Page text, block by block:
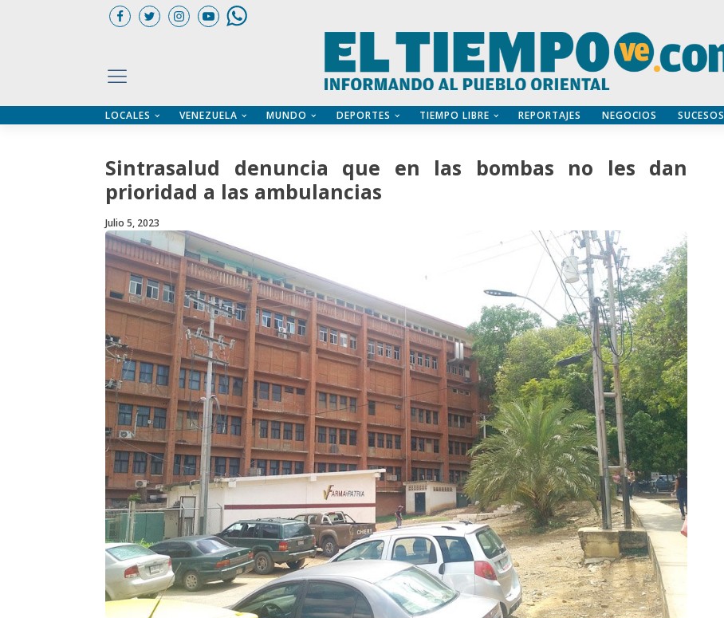
LOCALES VENEZUELA MUNDO DEPORTES TIEMPO LIBRE REPORTAJES NEGOCIOS SUCESOS
Sintrasalud denuncia que en las bombas no les dan
prioridad a las ambulancias
Julio 5, 2023